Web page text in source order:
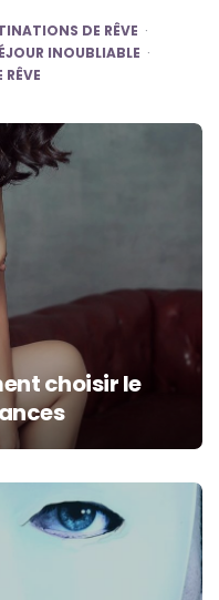
DE RÊVE
INOUBLIABLE
choisir le